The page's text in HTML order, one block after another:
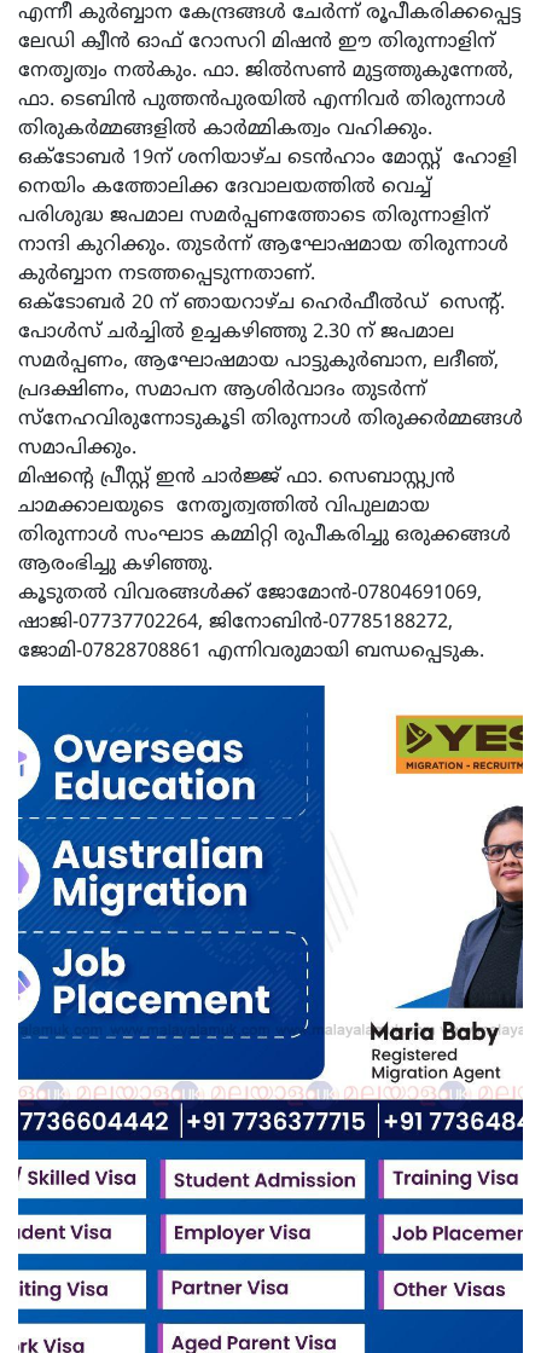
എന്നീ കുർബ്ബാന കേന്ദ്രങ്ങൾ ചേർന്ന് രൂപീകരിക്കപ്പെട്ട
ലേഡി ക്വീൻ ഓഫ് റോസറി മിഷൻ ഈ തിരുന്നാളിന്
നേതൃത്വം നൽകും. ഫാ. ജിൽസൺ മുട്ടത്തുകുന്നേൽ,
ഫാ. ടെബിൻ പുത്തൻപുരയിൽ എന്നിവർ തിരുന്നാൾ
തിരുകർമ്മങ്ങളിൽ കാർമ്മികത്വം വഹിക്കും.
ഒക്ടോബർ 19ന് ശനിയാഴ്ച ടെൻഹാം മോസ്റ്റ് ഹോളി
നെയിം കത്തോലിക്ക ദേവാലയത്തിൽ വെച്ച്
പരിശുദ്ധ ജപമാല സമർപ്പണത്തോടെ തിരുന്നാളിന്
നാന്ദി കുറിക്കും. തുടർന്ന് ആഘോഷമായ തിരുന്നാൾ
കുർബ്ബാന നടത്തപ്പെടുന്നതാണ്.
ഒക്ടോബർ 20 ന് ഞായറാഴ്ച ഹെർഫീൽഡ് സെന്റ്.
പോൾസ് ചർച്ചിൽ ഉച്ചകഴിഞ്ഞു 2.30 ന് ജപമാല
സമർപ്പണം, ആഘോഷമായ പാട്ടുകുർബാന, ലദീഞ്,
പ്രദക്ഷിണം, സമാപന ആശിർവാദം തുടർന്ന്
സ്നേഹവിരുന്നോടുകൂടി തിരുന്നാൾ തിരുക്കർമ്മങ്ങൾ
സമാപിക്കും.
മിഷന്റെ പ്രീസ്റ്റ് ഇൻ ചാർജ്ജ് ഫാ. സെബാസ്റ്റ്യൻ
ചാമക്കാലയുടെ നേതൃത്വത്തിൽ വിപുലമായ
തിരുന്നാൾ സംഘാട കമ്മിറ്റി രുപീകരിച്ചു ഒരുക്കങ്ങൾ
ആരംഭിച്ചു കഴിഞ്ഞു.
കൂടുതൽ വിവരങ്ങൾക്ക് ജോമോൻ-07804691069,
ഷാജി-07737702264, ജിനോബിൻ-07785188272,
ജോമി-07828708861 എന്നിവരുമായി ബന്ധപ്പെടുക.